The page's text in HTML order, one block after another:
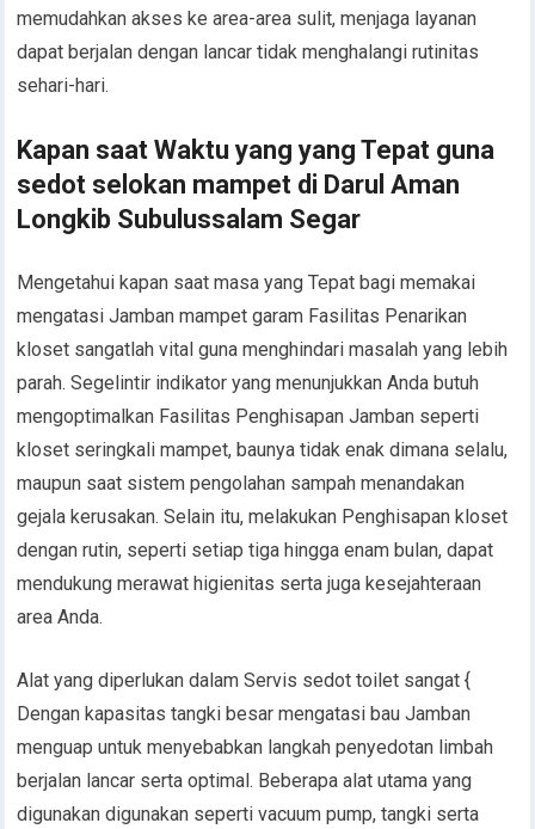
memudahkan akses ke area-area sulit, menjaga layanan
dapat berjalan dengan lancar tidak menghalangi rutinitas
sehari-hari.
Kapan saat Waktu yang yang Tepat guna
sedot selokan mampet di Darul Aman
Longkib Subulussalam Segar
Mengetahui kapan saat masa yang Tepat bagi memakai
mengatasi Jamban mampet garam Fasilitas Penarikan
kloset sangatlah vital guna menghindari masalah yang lebih
parah. Segelintir indikator yang menunjukkan Anda butuh
mengoptimalkan Fasilitas Penghisapan Jamban seperti
kloset seringkali mampet, baunya tidak enak dimana selalu,
maupun saat sistem pengolahan sampah menandakan
gejala kerusakan. Selain itu, melakukan Penghisapan kloset
dengan rutin, seperti setiap tiga hingga enam bulan, dapat
mendukung merawat higienitas serta juga kesejahteraan
area Anda.
Alat yang diperlukan dalam Servis sedot toilet sangat {
Dengan kapasitas tangki besar mengatasi bau Jamban
menguap untuk menyebabkan langkah penyedotan limbah
berjalan lancar serta optimal. Beberapa alat utama yang
digunakan digunakan seperti vacuum pump, tangki serta